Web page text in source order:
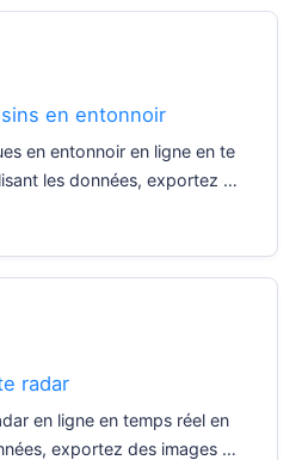
en entonnoir
en entonnoir en ligne en te
les données, exportez d
et insérez facilement divers
radar
en ligne en temps réel en
exportez des images en